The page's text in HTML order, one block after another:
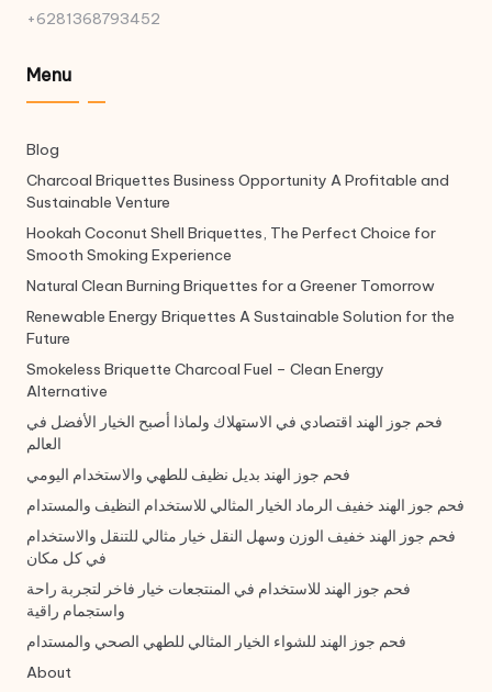
+6281368793452
Menu
Blog
Charcoal Briquettes Business Opportunity A Profitable and
Sustainable Venture
Hookah Coconut Shell Briquettes, The Perfect Choice for
Smooth Smoking Experience
Natural Clean Burning Briquettes for a Greener Tomorrow
Renewable Energy Briquettes A Sustainable Solution for the
Future
Smokeless Briquette Charcoal Fuel – Clean Energy
Alternative
فحم جوز الهند اقتصادي في الاستهلاك ولماذا أصبح الخيار الأفضل في
العالم
فحم جوز الهند بديل نظيف للطهي والاستخدام اليومي
فحم جوز الهند خفيف الرماد الخيار المثالي للاستخدام النظيف والمستدام
فحم جوز الهند خفيف الوزن وسهل النقل خيار مثالي للتنقل والاستخدام
في كل مكان
فحم جوز الهند للاستخدام في المنتجعات خيار فاخر لتجربة راحة
واستجمام راقية
فحم جوز الهند للشواء الخيار المثالي للطهي الصحي والمستدام
About